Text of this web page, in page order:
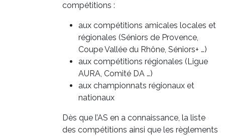
compétitions :
aux compétitions amicales locales et
régionales (Séniors de Provence,
Coupe Vallée du Rhône, Séniors+ …)
aux compétitions régionales (Ligue
AURA, Comité DA …)
aux championnats régionaux et
nationaux
Dès que l’AS en a connaissance, la liste
des compétitions ainsi que les règlements